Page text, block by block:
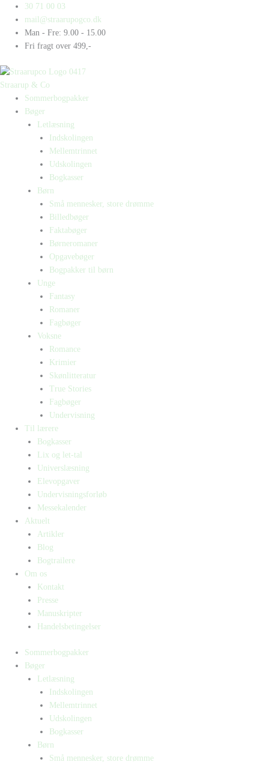
indholdet
30 71 00 03
mail@straarupogco.dk
Man - Fre: 9.00 - 15.00
Fri fragt over 499,-
Straarup & Co
Sommerbogpakker
Bøger
Letlæsning
Indskolingen
Mellemtrinnet
Udskolingen
Bogkasser
Børn
Små mennesker, store drømme
Billedbøger
Faktabøger
Børneromaner
Opgavebøger
Bogpakker til børn
Unge
Fantasy
Romaner
Fagbøger
Voksne
Romance
Krimier
Skønlitteratur
True Stories
Fagbøger
Undervisning
Til lærere
Bogkasser
Lix og let-tal
Universlæsning
Elevopgaver
Undervisningsforløb
Messekalender
Aktuelt
Artikler
Blog
Bogtrailere
Om os
Kontakt
Presse
Manuskripter
Handelsbetingelser
Sommerbogpakker
Bøger
Letlæsning
Indskolingen
Mellemtrinnet
Udskolingen
Bogkasser
Børn
Små mennesker, store drømme
Products
search
Products
search
Aktivitetshæfte
kasse
4
(2)